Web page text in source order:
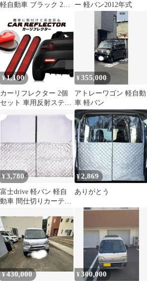
軽自動車 ブラック 2枚
席セット
ー 軽バン2012年式
¥1,100
カーリフレクター 2個
セット 車用反射ステッ
ア/フロント/ドア
¥355,000
アトレーワゴン 軽自動
車 軽バン
¥3,780
富士drive 軽バン 軽自
動車 間仕切りカーテン
パーテーション ファス
ナー開閉 スクリーン
(ブラック, 丈140 cm x
幅152 cm (1枚組)
¥2,869
ありがとう
¥430,000 ¥300,000